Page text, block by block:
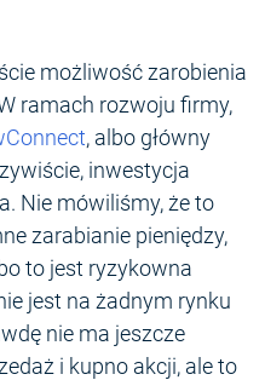
możliwość zarobienia
ramach rozwoju firmy,
, albo główny
inwestycja
Nie mówiliśmy, że to
zarabianie pieniędzy,
to jest ryzykowna
jest na żadnym rynku
nie ma jeszcze
i kupno akcji, ale to